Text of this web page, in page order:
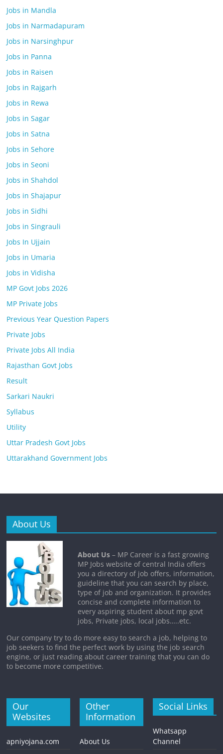
Jobs in Mandla
Jobs in Narmadapuram
Jobs in Narsinghpur
Jobs in Panna
Jobs in Raisen
Jobs in Rajgarh
Jobs in Rewa
Jobs in Sagar
Jobs in Satna
Jobs in Sehore
Jobs in Seoni
Jobs in Shahdol
Jobs in Shajapur
Jobs in Sidhi
Jobs in Singrauli
Jobs In Ujjain
Jobs in Umaria
Jobs in Vidisha
MP Govt Jobs 2026
MP Private Jobs
Previous Year Question Papers
Private Jobs
Private Jobs All India
Rajasthan Govt Jobs
Result
Sarkari Naukri
Syllabus
Utility
Uttar Pradesh Govt Jobs
Uttarakhand Government Jobs
About Us
About Us – MP Career is a fast growing
MP Jobs website of central India offers
you a directory of job offers, information,
guideline that you can search by place,
type of job and organization. It provides
concise and complete information to
every aspiring student about mp govt
jobs, Private jobs, local jobs…..etc.
Our company try to do more easy to search a job, helping to
job seekers to find the perfect work by using the job search
engine, or just reading about career training that you can do
to become more competitive.
Our
Websites
apniyojana.com
Other
Information
About Us
Social Links
Whatsapp
Channel